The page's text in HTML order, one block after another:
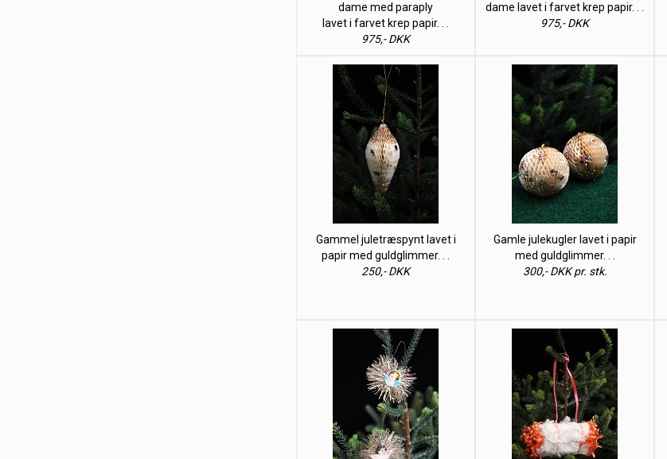
dame med paraply
lavet i farvet krep papir. . .
975,- DKK
dame lavet i farvet krep papir. . .
975,- DKK
Gammel juletræspynt lavet i
papir med guldglimmer. . .
250,- DKK
Gamle julekugler lavet i papir
med guldglimmer. . .
300,- DKK pr. stk.